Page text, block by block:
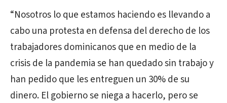
“Nosotros lo que estamos haciendo es llevando a
cabo una protesta en defensa del derecho de los
trabajadores dominicanos que en medio de la
crisis de la pandemia se han quedado sin trabajo y
han pedido que les entreguen un 30% de su
dinero. El gobierno se niega a hacerlo, pero se